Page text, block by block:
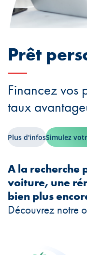
Prêt
Financez vos
taux
Plus d'infosSimulez
A la recherche
voiture, une
bien plus
Découvrez notre